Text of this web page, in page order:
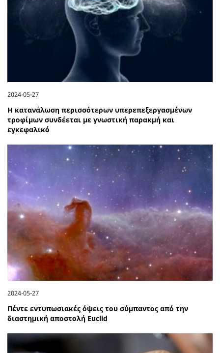
2024-05-27
Η κατανάλωση περισσότερων υπερεπεξεργασμένων
τροφίμων συνδέεται με γνωστική παρακμή και
εγκεφαλικό
2024-05-27
Πέντε εντυπωσιακές όψεις του σύμπαντος από την
διαστημική αποστολή Euclid